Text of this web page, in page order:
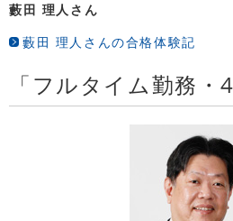
藪田 理人さん
藪田 理人さんの合格体験記